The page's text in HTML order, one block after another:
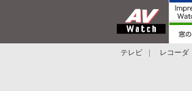
テレビ レコーダ